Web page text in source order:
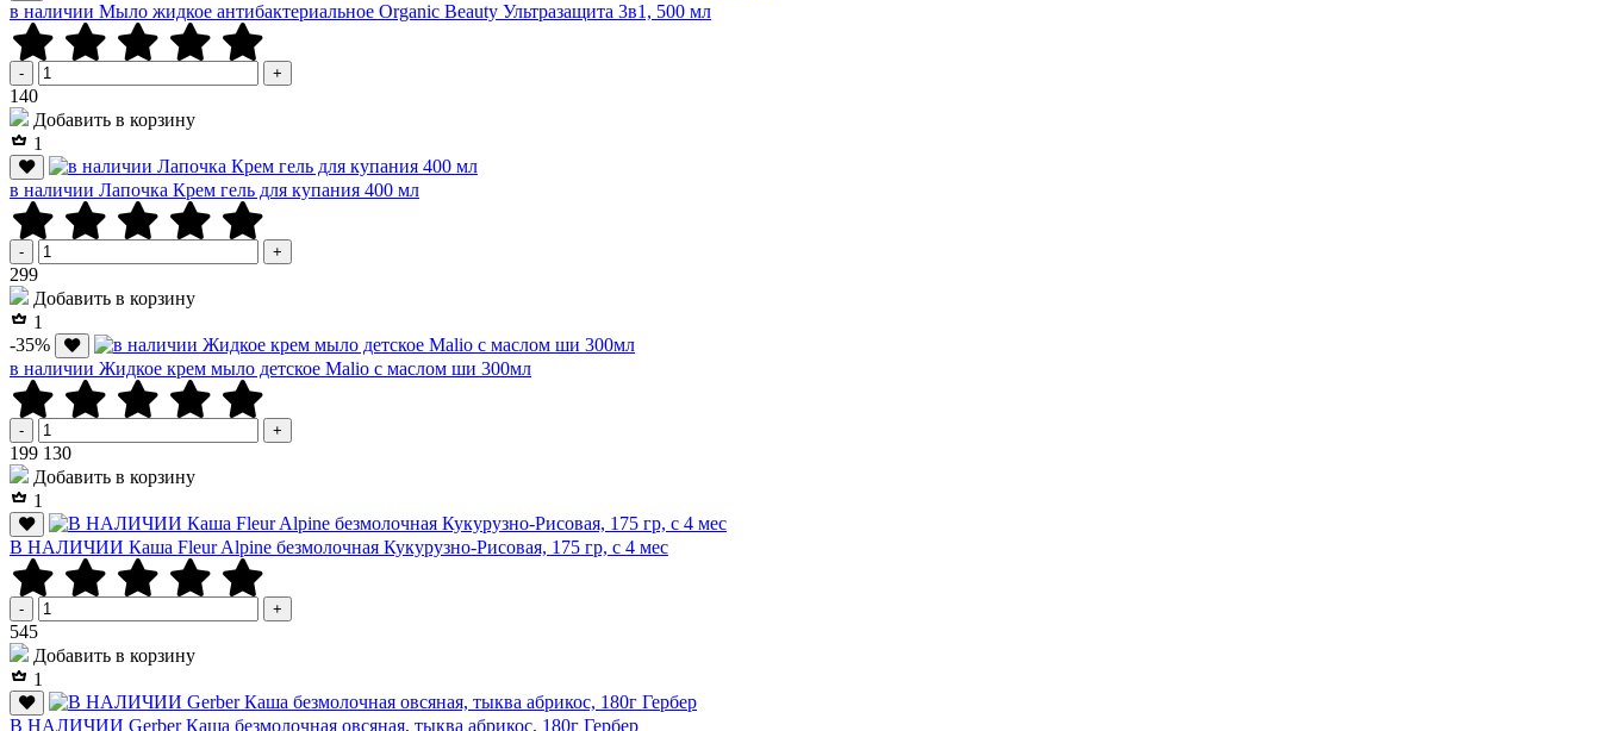
в наличии Мыло жидкое антибактериальное Organic Beauty Ультразащита 3в1, 500 мл
- +
140Р
Добавить в корзину
1
в наличии Лапочка Крем гель для купания 400 мл
- +
299Р
Добавить в корзину
1
-35%
в наличии Жидкое крем мыло детское Malio с маслом ши 300мл
- +
199 Р130Р
Добавить в корзину
1
В НАЛИЧИИ Каша Fleur Alpine безмолочная Кукурузно-Рисовая, 175 гр, с 4 мес
- +
545Р
Добавить в корзину
1
В НАЛИЧИИ Gerber Каша безмолочная овсяная, тыква абрикос, 180г Гербер